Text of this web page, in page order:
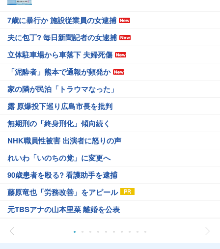
7歳に暴行か 施設従業員の女逮捕
夫に包丁? 毎日新聞記者の女逮捕
立体駐車場から車落下 夫婦死傷
「泥酔者」熊本で通報が頻発か
家の隣が民泊「トラウマなった」
露 原爆投下巡り広島市長を批判
無期刑の「終身刑化」傾向続く
NHK職員性被害 出演者に怒りの声
れいわ「いのちの党」に変更へ
90歳患者を殴る? 看護助手を逮捕
藤原竜也「労務改善」をアピール
元TBSアナの山本里菜 離婚を公表